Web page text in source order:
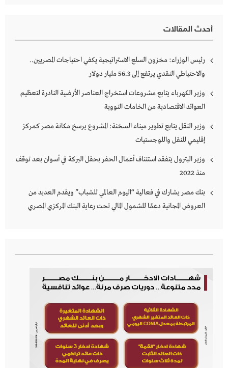
أحدث المقالات
رئيس الوزراء: مخزون السلع الاستراتيجية يكفي احتياجات المصريين..
والاحتياطي النقدي يرتفع إلى 56.3 مليار دولار
وزير الكهرباء يتابع مشروعات استخراج العناصر الأرضية النادرة لتعظيم
العوائد الاقتصادية من الخامات النووية
وزير النقل يتابع تطوير ميناء السخنة: المشروع يرسخ مكانة مصر كمركز
إقليمي للنقل واللوجستيات
وزير البترول يتفقد استئناف أعمال الحفر بحقل البركة في أسوان بعد توقف
منذ 2022
بنك مصر يشارك في فعالية “اليوم العالمي للشباب” ويقدم العديد من
العروض المجانية دعمًا للشمول المالي تحت رعاية البنك المركزي المصري